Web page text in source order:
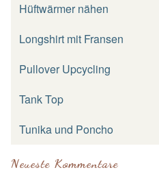
Hüftwärmer nähen
Longshirt mit Fransen
Pullover Upcycling
Tank Top
Tunika und Poncho
Neueste Kommentare